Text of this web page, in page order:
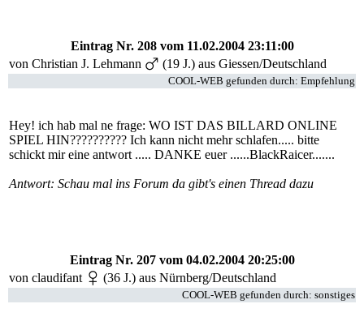
Eintrag Nr. 208vom 11.02.2004 23:11:00
von Christian J. Lehmann (19 J.) aus Giessen/Deutschland
COOL-WEB gefunden durch: Empfehlung
Hey! ich hab mal ne frage: WO IST DAS BILLARD ONLINE
SPIEL HIN?????????? Ich kann nicht mehr schlafen..... bitte
schickt mir eine antwort ..... DANKE euer ......BlackRaicer.......
Antwort: Schau mal ins Forum da gibt's einen Thread dazu
Eintrag Nr. 207vom 04.02.2004 20:25:00
von claudifant (36 J.) aus Nürnberg/Deutschland
COOL-WEB gefunden durch: sonstiges